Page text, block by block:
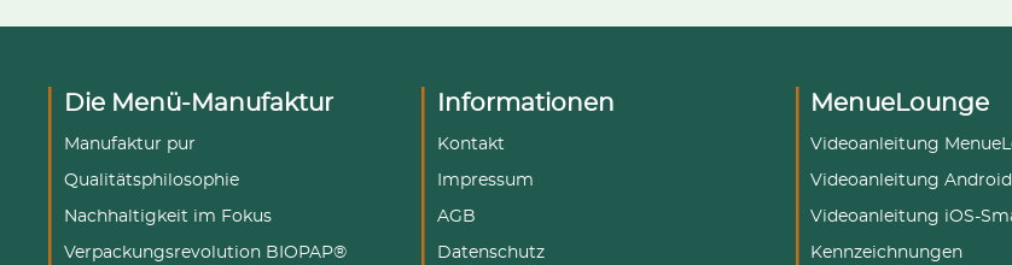
Die Menü-Manufaktur
Manufaktur pur
Qualitätsphilosophie
Nachhaltigkeit im Fokus
Verpackungsrevolution BIOPAP®
Informationen
Kontakt
Impressum
AGB
Datenschutz
MenueLounge
Videoanleitung
Videoanleitung
Videoanleitung iOS-
Kennzeichnungen